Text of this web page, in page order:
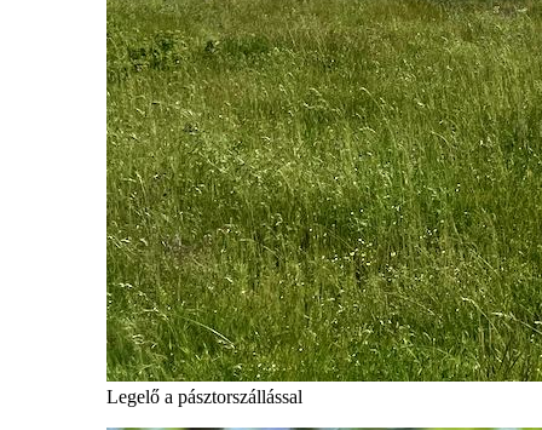
Legelő a pásztorszállással